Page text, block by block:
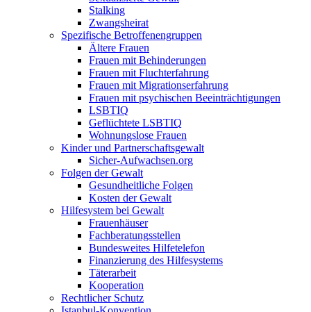
Stalking
Zwangsheirat
Spezifische Betroffenengruppen
Ältere Frauen
Frauen mit Behinderungen
Frauen mit Fluchterfahrung
Frauen mit Migrationserfahrung
Frauen mit psychischen Beeinträchtigungen
LSBTIQ
Geflüchtete LSBTIQ
Wohnungslose Frauen
Kinder und Partnerschaftsgewalt
Sicher-Aufwachsen.org
Folgen der Gewalt
Gesundheitliche Folgen
Kosten der Gewalt
Hilfesystem bei Gewalt
Frauenhäuser
Fachberatungsstellen
Bundesweites Hilfetelefon
Finanzierung des Hilfesystems
Täterarbeit
Kooperation
Rechtlicher Schutz